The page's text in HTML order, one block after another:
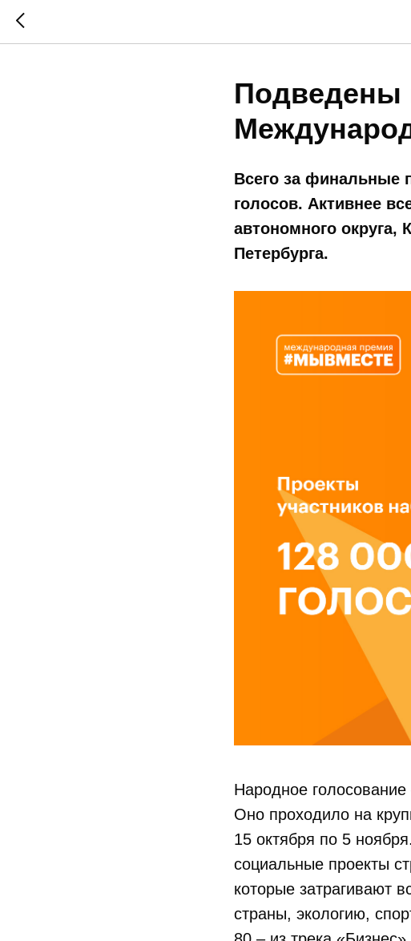
Подведены
Всего за финальные
голосов. Активнее
автономного округа,
Петербурга.
Народное
Оно проходило на
15 октября по 5
социальные проекты
которые затрагивают
страны, экологию,